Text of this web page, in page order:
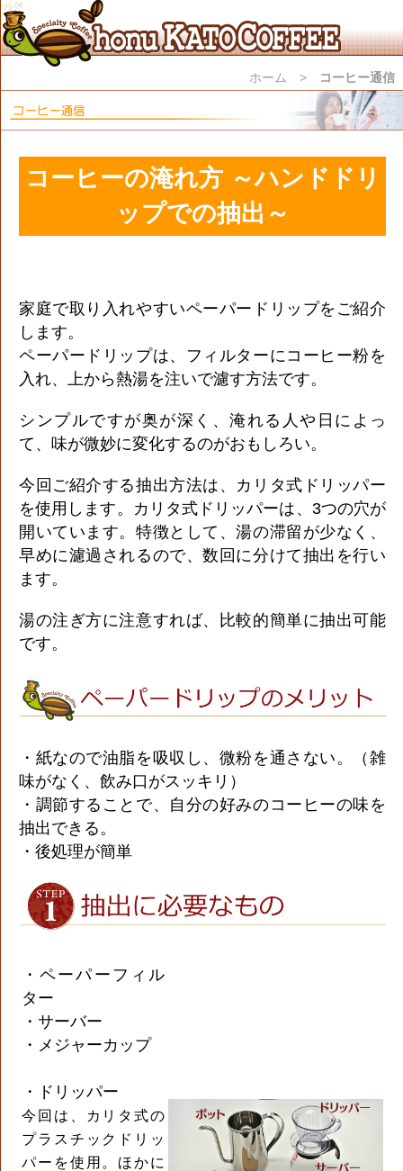
ホーム > コーヒー通信
コーヒーの淹れ方 ～ハンドドリ
ップでの抽出～
家庭で取り入れやすいペーパードリップをご紹介
します。
ペーパードリップは、フィルターにコーヒー粉を
入れ、上から熱湯を注いで濾す方法です。
シンプルですが奥が深く、淹れる人や日によっ
て、味が微妙に変化するのがおもしろい。
今回ご紹介する抽出方法は、カリタ式ドリッパー
を使用します。カリタ式ドリッパーは、3つの穴が
開いています。特徴として、湯の滞留が少なく、
早めに濾過されるので、数回に分けて抽出を行い
ます。
湯の注ぎ方に注意すれば、比較的簡単に抽出可能
です。
・紙なので油脂を吸収し、微粉を通さない。（雑
味がなく、飲み口がスッキリ）
・調節することで、自分の好みのコーヒーの味を
抽出できる。
・後処理が簡単
・ペーパーフィル
ター
・サーバー
・メジャーカップ
・ドリッパー
今回は、カリタ式の
プラスチックドリッ
パーを使用。ほかに